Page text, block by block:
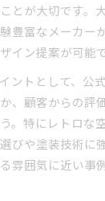
とが大切です。
豊富なメーカー
イン提案が可能で
ントとして、公
、顧客からの評
。特にレトロな
びや塗装技術に
雰囲気に近い事